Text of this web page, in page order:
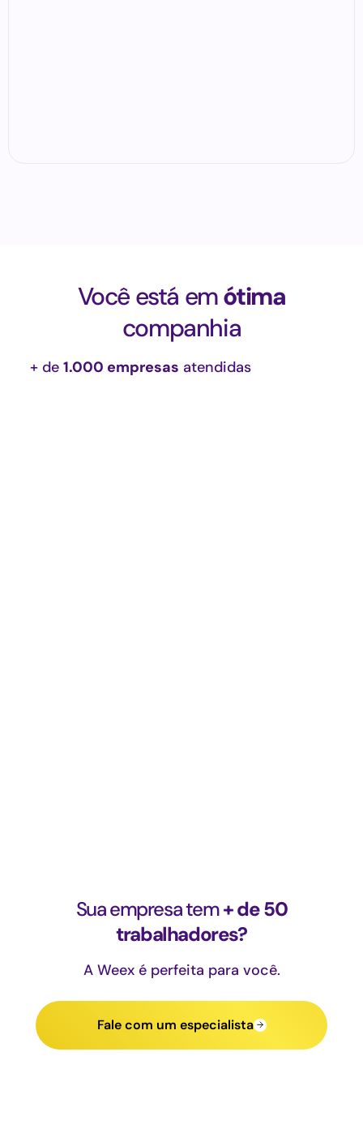
Você está emótima
companhia
+ de1.000 empresas atendidas
Sua empresa tem+ de 50
trabalhadores?
A Weex é perfeita para você.
Fale com um especialista